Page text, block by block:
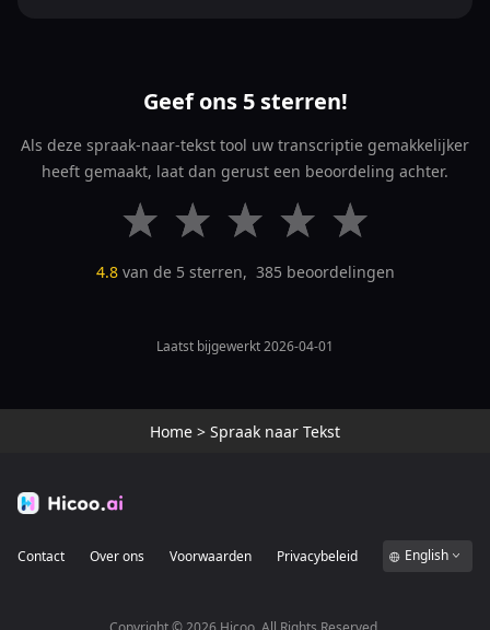
Geef ons 5 sterren!
Als deze spraak-naar-tekst tool uw transcriptie gemakkelijker
heeft gemaakt, laat dan gerust een beoordeling achter.
4.8van de 5 sterren, 385 beoordelingen
Laatst bijgewerkt 2026-04-01
Home > Spraak naar Tekst
Contact Over ons Voorwaarden Privacybeleid English